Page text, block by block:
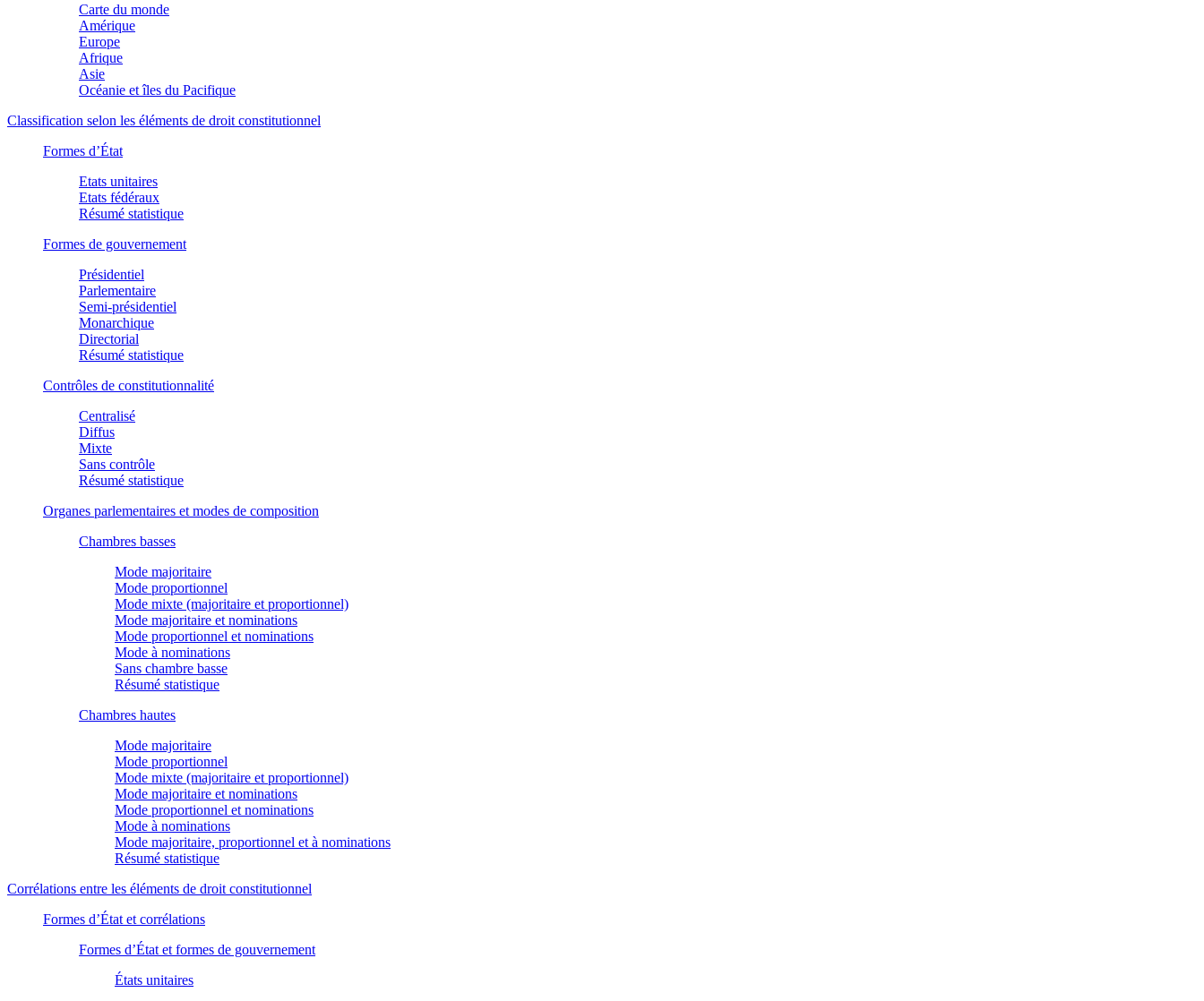
Carte du monde
Amérique
Europe
Afrique
Asie
Océanie et îles du Pacifique
Classification selon les éléments de droit constitutionnel
Formes d’État
Etats unitaires
Etats fédéraux
Résumé statistique
Formes de gouvernement
Présidentiel
Parlementaire
Semi-présidentiel
Monarchique
Directorial
Résumé statistique
Contrôles de constitutionnalité
Centralisé
Diffus
Mixte
Sans contrôle
Résumé statistique
Organes parlementaires et modes de composition
Chambres basses
Mode majoritaire
Mode proportionnel
Mode mixte (majoritaire et proportionnel)
Mode majoritaire et nominations
Mode proportionnel et nominations
Mode à nominations
Sans chambre basse
Résumé statistique
Chambres hautes
Mode majoritaire
Mode proportionnel
Mode mixte (majoritaire et proportionnel)
Mode majoritaire et nominations
Mode proportionnel et nominations
Mode à nominations
Mode majoritaire, proportionnel et à nominations
Résumé statistique
Corrélations entre les éléments de droit constitutionnel
Formes d’État et corrélations
Formes d’État et formes de gouvernement
États unitaires